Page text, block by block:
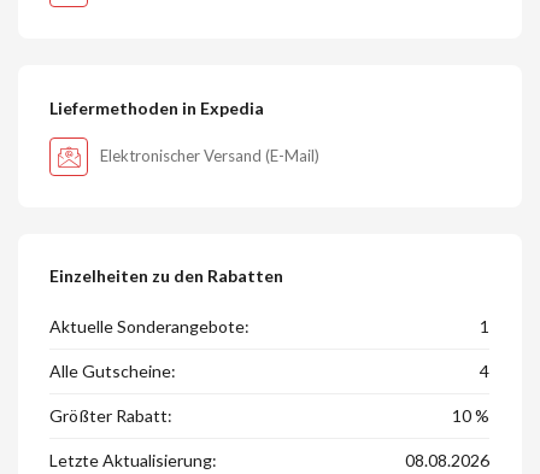
Liefermethoden in Expedia
Elektronischer Versand (E-Mail)
Einzelheiten zu den Rabatten
Aktuelle Sonderangebote: 1
Alle Gutscheine: 4
Größter Rabatt: 10 %
Letzte Aktualisierung: 08.08.2026